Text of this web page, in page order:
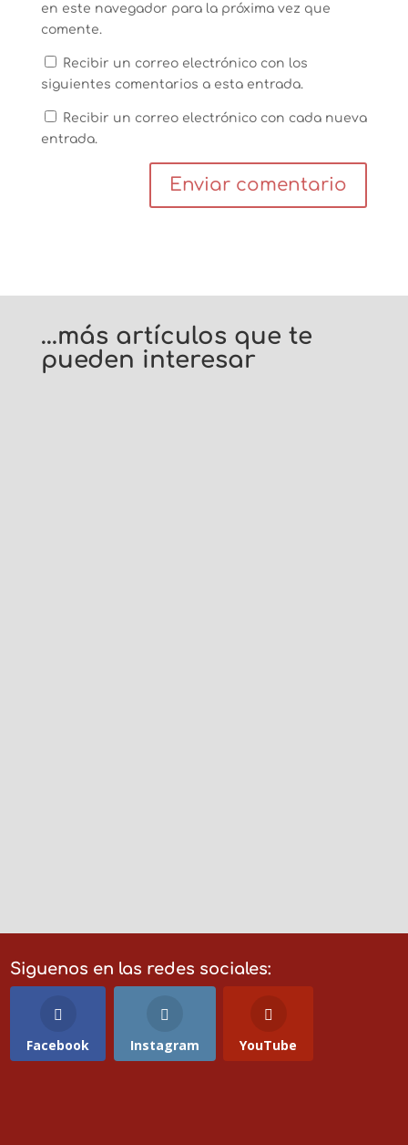
en este navegador para la próxima vez que
comente.
Recibir un correo electrónico con los
siguientes comentarios a esta entrada.
Recibir un correo electrónico con cada nueva
entrada.
…más artículos que te
pueden interesar
Siguenos en las redes sociales:
Facebook Instagram YouTube